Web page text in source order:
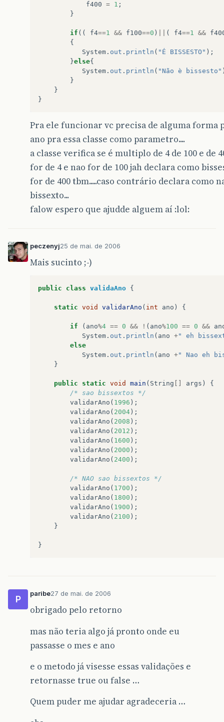
f400 = 1 ;
}
if (( f4==1 && f100==0 ) ( f4==1 &&
{
System . out . println ( "É BISSESTO" );
}else{
System . out . println ( "Não è bissesto"
}
}
}
Pra ele funcionar vc precisa de alguma forma
ano pra essa classe como parametro....
a classe verifica se é multiplo de 4 de 100 e de
for de 4 e nao for de 100 jah declara como
for de 400 tbm.....caso contrário declara como
bissexto...
falow espero que ajudde alguem aí :lol:
peczenyj25 de mai. de 2006
Mais sucinto ;-)
public class validaAno {
static void validarAno ( int ano ) {
if ( ano%4 == 0 && ! ( ano%100 == 0 &&
System . out . println ( ano +" eh
else
System . out . println ( ano +" Nao eh
}
public static void main ( String args )
{
/* sao bissextos */
validarAno ( 1996 );
validarAno ( 2004 );
validarAno ( 2008 );
validarAno ( 2012 );
validarAno ( 1600 );
validarAno ( 2000 );
validarAno ( 2400 );
/* NAO sao bissextos */
validarAno ( 1700 );
validarAno ( 1800 );
validarAno ( 1900 );
validarAno ( 2100 );
}
}
P
paribe27 de mai. de 2006
obrigado pelo retorno
mas não teria algo já pronto onde eu
passasse o mes e ano
e o metodo já visesse essas validações e
retornasse true ou false …
Quem puder me ajudar agradeceria …